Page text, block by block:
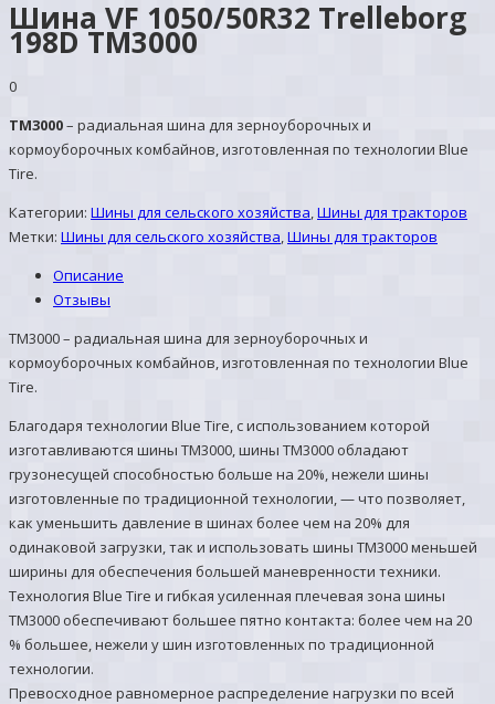
Шина VF 1050/50R32 Trelleborg
198D TM3000
0
TM3000– радиальная шина для зерноуборочных и
кормоуборочных комбайнов, изготовленная по технологии Blue
Tire.
Категории: Шины для сельского хозяйства Шины для тракторов
Метки: Шины для сельского хозяйства Шины для тракторов
Описание
Отзывы
TM3000 – радиальная шина для зерноуборочных и
кормоуборочных комбайнов, изготовленная по технологии Blue
Tire.
Благодаря технологии Blue Tire, с использованием которой
изготавливаются шины TM3000, шины TM3000 обладают
грузонесущей способностью больше на 20%, нежели шины
изготовленные по традиционной технологии, — что позволяет,
как уменьшить давление в шинах более чем на 20% для
одинаковой загрузки, так и использовать шины TM3000 меньшей
ширины для обеспечения большей маневренности техники.
Технология Blue Tire и гибкая усиленная плечевая зона шины
TM3000 обеспечивают большее пятно контакта: более чем на 20
% большее, нежели у шин изготовленных по традиционной
технологии.
Превосходное равномерное распределение нагрузки по всей